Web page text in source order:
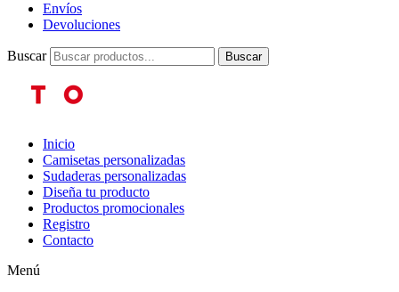
Envíos
Devoluciones
Buscar Buscar
Inicio
Camisetas personalizadas
Sudaderas personalizadas
Diseña tu producto
Productos promocionales
Registro
Contacto
Menú